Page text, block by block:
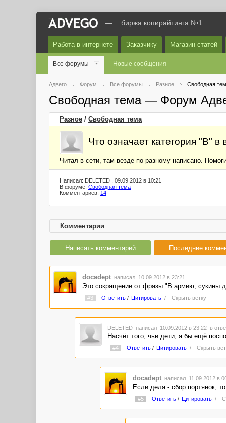
— биржа копирайтинга №1
Работа в интернете Заказчику Магазин статей
Все форумы Новые сообщения
Адвего Форум Все форумы Разное Свободная
Свободная тема — Форум
Разное / Свободная тема
Что означает категория "В" в
Читал в сети, там везде по-разному написано.
Написал: DELETED , 09.09.2012 в 10:21
В форуме: Свободная тема
Комментариев: 14
Комментарии
Написать комментарий Последние
docadept написал 10.09.2012 в 23:21
Это сокращение от фразы "В армию, сукины
#3 Ответить/ Цитировать / Скрыть ветку
DELETED написал 10.09.2012 в 23:22 в
Насчёт того, чьи дети, я бы ещё
#4 Ответить/ Цитировать / Скрыть
docadept написал 11.09.2012 в
Если дела - сбор портянок,
#5 Ответить/ Цитировать /